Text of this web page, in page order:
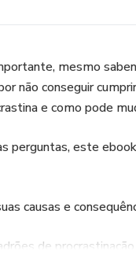
mesmo
não conseguir
e como pode
perguntas, este
causas e
de procrastinação